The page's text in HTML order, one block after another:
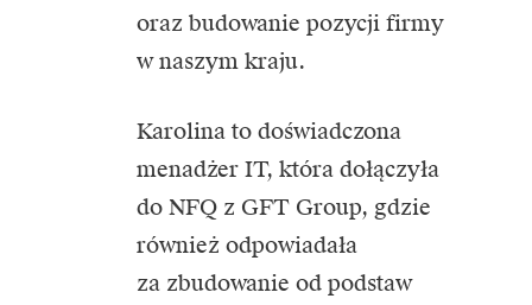
oraz budowanie pozycji firmy
w naszym kraju.
Karolina to doświadczona
menadżer IT, która dołączyła
do NFQ z GFT Group, gdzie
również odpowiadała
za zbudowanie od podstaw